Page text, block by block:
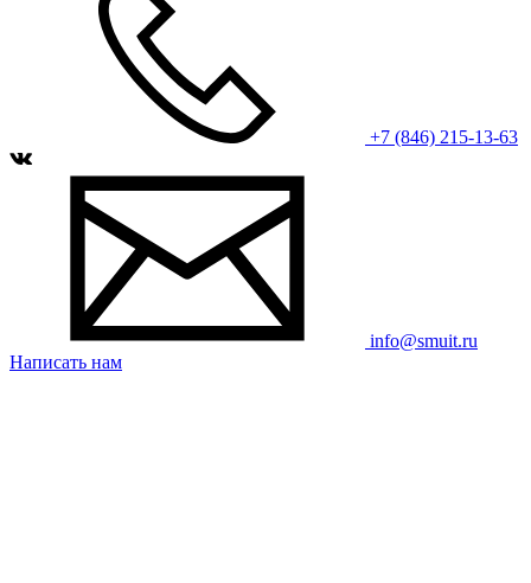
+7 (846) 215-13-63
info@smuit.ru
Написать нам